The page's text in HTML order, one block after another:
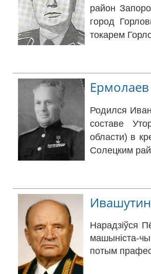
район
город
токарем
Родился
составе
области) в
Солецким
Нарадзіўся
машыніста-
потым